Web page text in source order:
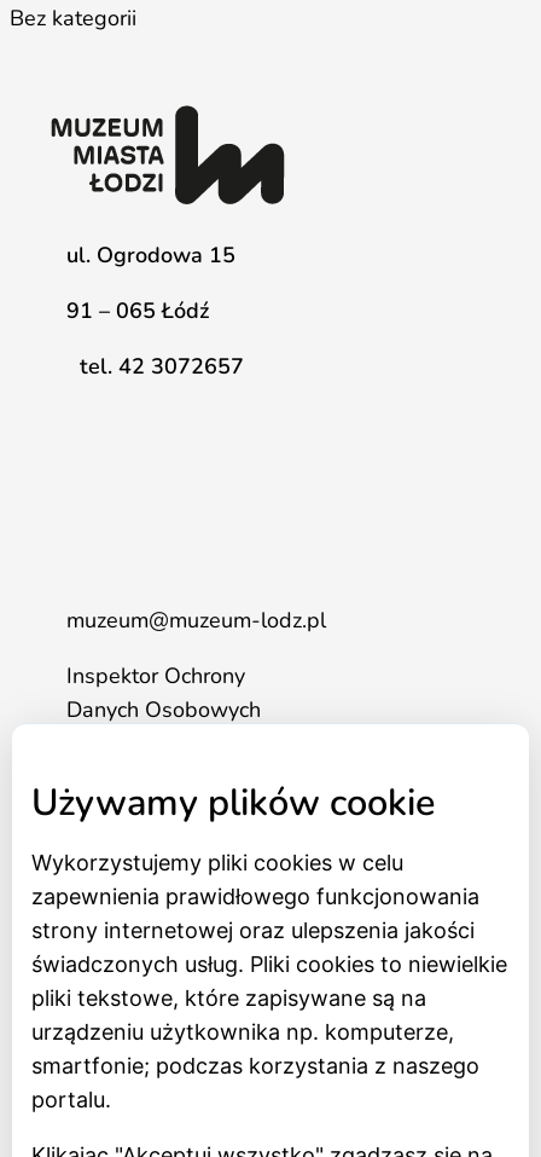
Bez kategorii
ul. Ogrodowa 15
91 – 065 Łódź
tel. 42 3072657
muzeum@muzeum-lodz.pl
Inspektor Ochrony
Danych Osobowych
Strona główna
Bilety online
BIP
Oceń Muzeum
Newsletter
Deklaracja dostępności
Używamy plików cookie
Wykorzystujemy pliki cookies w celu
zapewnienia prawidłowego funkcjonowania
strony internetowej oraz ulepszenia jakości
świadczonych usług. Pliki cookies to niewielkie
pliki tekstowe, które zapisywane są na
urządzeniu użytkownika np. komputerze,
smartfonie; podczas korzystania z naszego
portalu.